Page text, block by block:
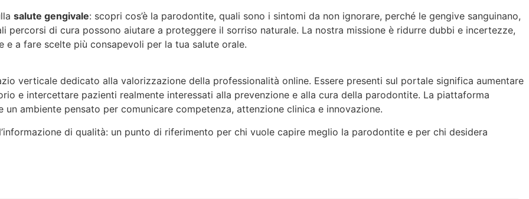
salute gengivale: scopri cos’è la parodontite, quali sono i sintomi da non ignorare, perché le gengive sanguinano,
percorsi di cura possono aiutare a proteggere il sorriso naturale. La nostra missione è ridurre dubbi e incertezze,
a fare scelte più consapevoli per la tua salute orale.
verticale dedicato alla valorizzazione della professionalità online. Essere presenti sul portale significa aumentare
e intercettare pazienti realmente interessati alla prevenzione e alla cura della parodontite. La piattaforma
ambiente pensato per comunicare competenza, attenzione clinica e innovazione.
di qualità: un punto di riferimento per chi vuole capire meglio la parodontite e per chi desidera